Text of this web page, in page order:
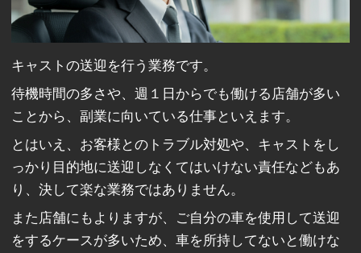
キャストの送迎を行う業務です。
待機時間の多さや、週１日からでも働ける店舗が多い
ことから、副業に向いている仕事といえます。
とはいえ、お客様とのトラブル対処や、キャストをし
っかり目的地に送迎しなくてはいけない責任などもあ
り、決して楽な業務ではありません。
また店舗にもよりますが、ご自分の車を使用して送迎
をするケースが多いため、車を所持してないと働けな